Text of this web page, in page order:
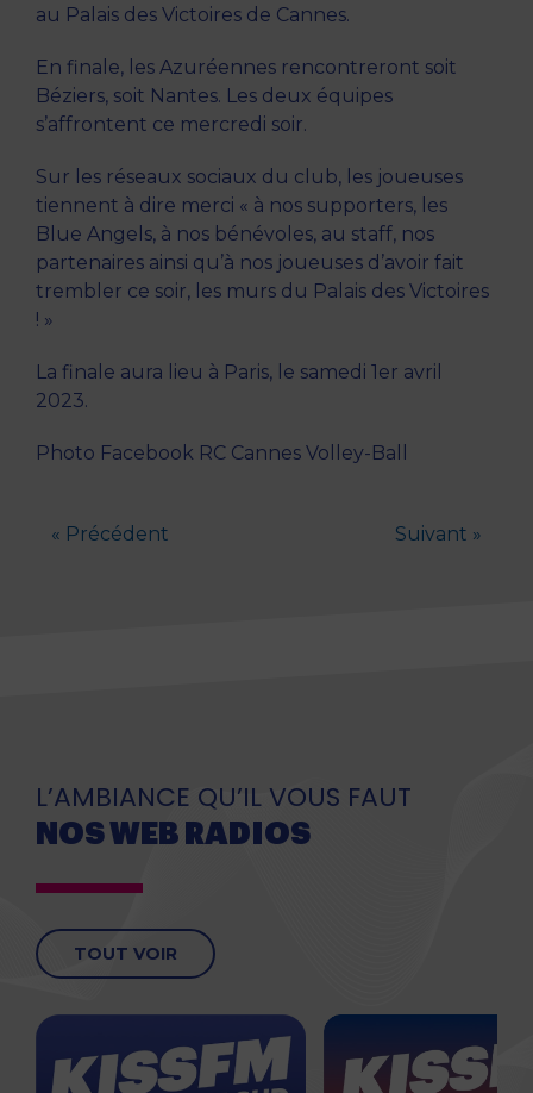
au Palais des Victoires de Cannes.
En finale, les Azuréennes rencontreront soit
Béziers, soit Nantes. Les deux équipes
s’affrontent ce mercredi soir.
Sur les réseaux sociaux du club, les joueuses
tiennent à dire merci « à nos supporters, les
Blue Angels, à nos bénévoles, au staff, nos
partenaires ainsi qu’à nos joueuses d’avoir fait
trembler ce soir, les murs du Palais des Victoires
! »
La finale aura lieu à Paris, le samedi 1er avril
2023.
Photo Facebook RC Cannes Volley-Ball
« Précédent Suivant »
L’AMBIANCE QU’IL VOUS FAUT
NOS WEB RADIOS
TOUT VOIR